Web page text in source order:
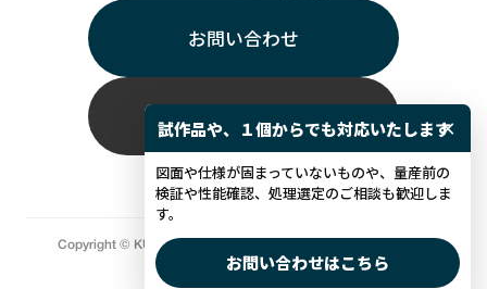
お問い合わせ
採用情報
Copyright © KUROSAKA PLATING CO.,LTD.All rights reserved.
試作品や、１個からでも対応いたします
×
図面や仕様が固まっていないものや、量産前の
検証や性能確認、処理選定のご相談も歓迎しま
す。
お問い合わせはこちら